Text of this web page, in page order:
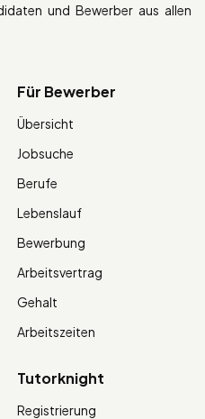
und Bewerber aus allen
Für Bewerber
Übersicht
Jobsuche
Berufe
Lebenslauf
Bewerbung
Arbeitsvertrag
Gehalt
Arbeitszeiten
Tutorknight
Registrierung